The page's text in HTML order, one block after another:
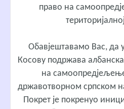
право на
Обавјештавамо Вас, да
Косову подржава
на
државотворном српском
Покрет је покренуо